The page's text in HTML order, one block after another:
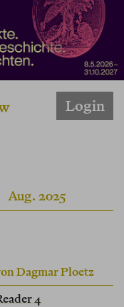
Login
Aug. 2025
Dagmar Ploetz
4